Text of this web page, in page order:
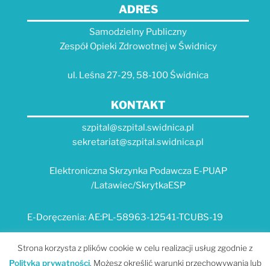
ADRES
Samodzielny Publiczny
Zespół Opieki Zdrowotnej w Świdnicy
ul. Leśna 27-29, 58-100 Świdnica
KONTAKT
szpital@szpital.swidnica.pl
sekretariat@szpital.swidnica.pl
Elektroniczna Skrzynka Podawcza E-PUAP
/Latawiec/SkrytkaESP
E-Doręczenia: AE:PL-58963-12541-TCUBS-19
E-USŁUGI
Strona korzysta z plików cookie w celu realizacji usług zgodnie z
Polityką prywatności. Możesz określić warunki przechowywania lub